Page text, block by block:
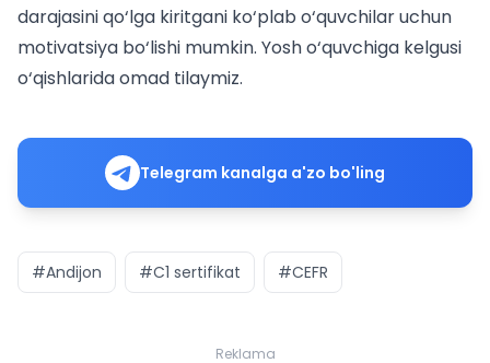
darajasini qo‘lga kiritgani ko‘plab o‘quvchilar uchun
motivatsiya bo‘lishi mumkin. Yosh o‘quvchiga kelgusi
o‘qishlarida omad tilaymiz.
Telegram kanalga a'zo bo'ling
#Andijon #C1 sertifikat #CEFR
Reklama